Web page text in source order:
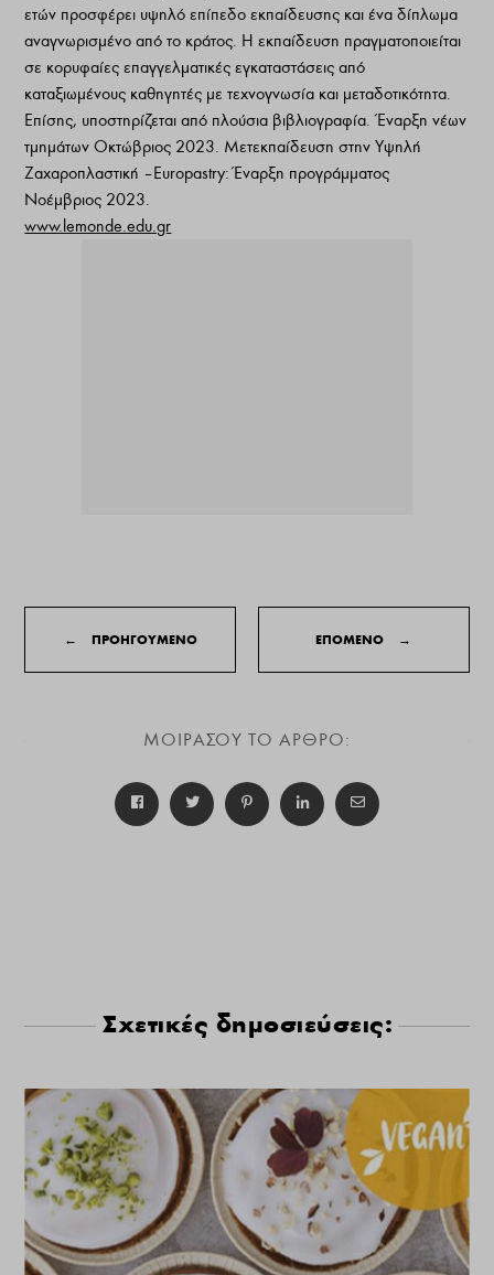
ετών προσφέρει υψηλό επίπεδο εκπαίδευσης και ένα δίπλωμα
αναγνωρισμένο από το κράτος. Η εκπαίδευση πραγματοποιείται
σε κορυφαίες επαγγελματικές εγκαταστάσεις από
καταξιωμένους καθηγητές με τεχνογνωσία και μεταδοτικότητα.
Επίσης, υποστηρίζεται από πλούσια βιβλιογραφία. Έναρξη νέων
τμημάτων Οκτώβριος 2023. Μετεκπαίδευση στην Υψηλή
Ζαχαροπλαστική – Europastry: Έναρξη προγράμματος
Νοέμβριος 2023.
www.lemonde.edu.gr
← ΠΡΟΗΓΟΥΜΕΝΟ ΕΠΟΜΕΝΟ →
ΜΟΙΡΑΣΟΥ ΤΟ ΑΡΘΡΟ:
Σχετικές δημοσιεύσεις: